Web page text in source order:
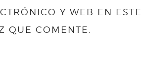
Y WEB EN ESTE
QUE COMENTE.